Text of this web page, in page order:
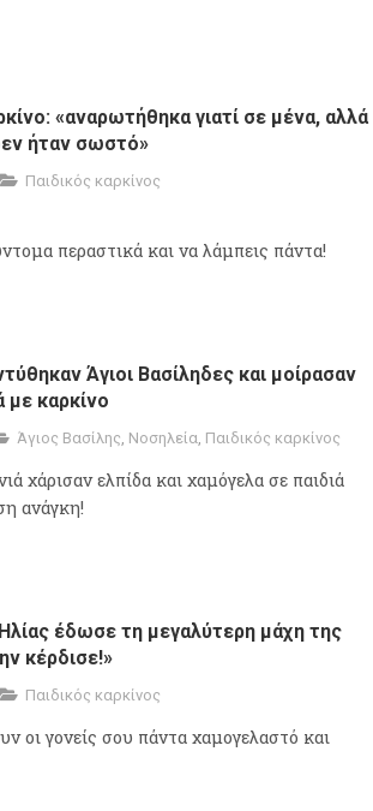
«αναρωτήθηκα γιατί σε μένα, αλλά
ήταν σωστό»
Παιδικός καρκίνος
περαστικά και να λάμπεις πάντα!
Άγιοι Βασίληδες και μοίρασαν
με καρκίνο
Άγιος Βασίλης, Νοσηλεία, Παιδικός καρκίνος
χάρισαν ελπίδα και χαμόγελα σε παιδιά
ανάγκη!
έδωσε τη μεγαλύτερη μάχη της
κέρδισε!»
Παιδικός καρκίνος
οι γονείς σου πάντα χαμογελαστό και